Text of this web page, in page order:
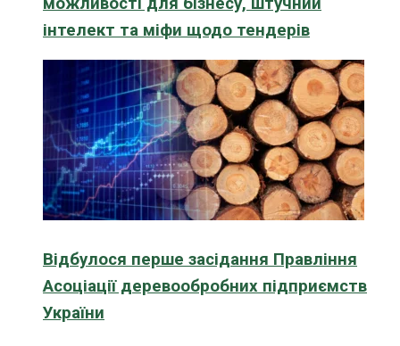
інтелект та міфи щодо тендерів
Відбулося перше засідання Правління
Асоціації деревообробних підприємств
України